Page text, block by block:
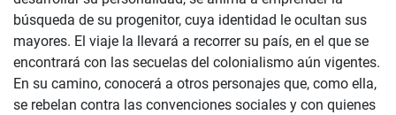
búsqueda de su progenitor, cuya identidad le ocultan sus
mayores. El viaje la llevará a recorrer su país, en el que se
encontrará con las secuelas del colonialismo aún vigentes.
En su camino, conocerá a otros personajes que, como ella,
se rebelan contra las convenciones sociales y con quienes